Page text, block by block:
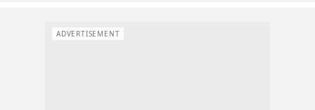
ADVERTISEMENT